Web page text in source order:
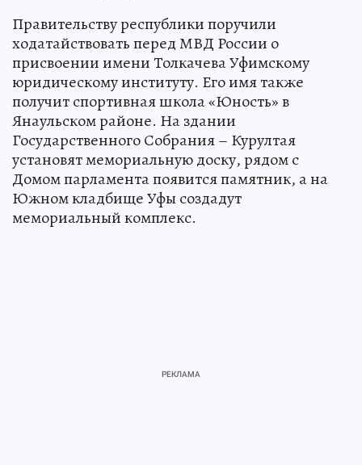
Правительству республики поручили
ходатайствовать перед МВД России о
присвоении имени Толкачева Уфимскому
юридическому институту. Его имя также
получит спортивная школа «Юность» в
Янаульском районе. На здании
Государственного Собрания – Курултая
установят мемориальную доску, рядом с
Домом парламента появится памятник, а на
Южном кладбище Уфы создадут
мемориальный комплекс.